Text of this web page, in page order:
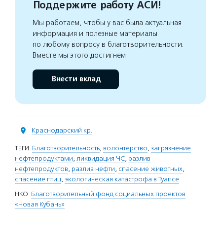
Поддержите работу АСИ!
Мы работаем, чтобы у вас была актуальная
информация и полезные материалы
по любому вопросу в благотворительности.
Вместе мы этого достигнем
Внести вклад
Краснодарский кр.
ТЕГИ: Благотворительность, волонтерство, загрязнение
нефтепродуктами, ликвидация ЧС, разлив
нефтепродуктов, разлив нефти, спасение животных,
спасение птиц, экологическая катастрофа в Туапсе
НКО: Благотворительный фонд социальных проектов
«Новая Кубань»